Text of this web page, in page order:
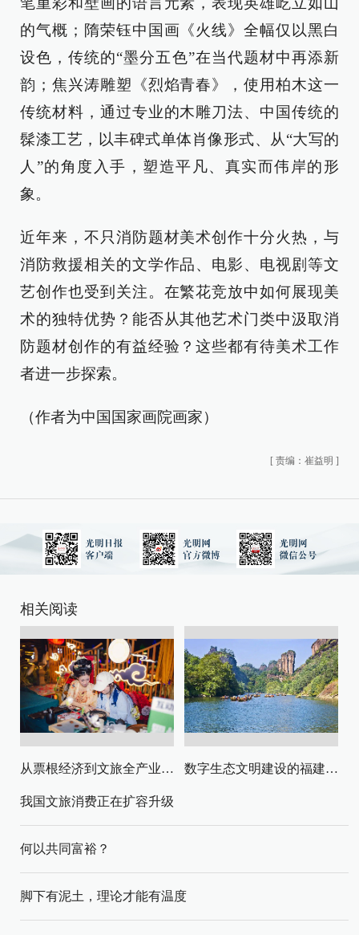
的气概；隋荣钰中国画《火线》全幅仅以黑白
设色，传统的“墨分五色”在当代题材中再添新
韵；焦兴涛雕塑《烈焰青春》，使用柏木这一
传统材料，通过专业的木雕刀法、中国传统的
髹漆工艺，以丰碑式单体肖像形式、从“大写的
人”的角度入手，塑造平凡、真实而伟岸的形
象。
近年来，不只消防题材美术创作十分火热，与
消防救援相关的文学作品、电影、电视剧等文
艺创作也受到关注。在繁花竞放中如何展现美
术的独特优势？能否从其他艺术门类中汲取消
防题材创作的有益经验？这些都有待美术工作
者进一步探索。
（作者为中国国家画院画家）
[ 责编：崔益明 ]
相关阅读
从票根经济到文旅全产业链升级 数字生态文明建设的福建路径与启示
我国文旅消费正在扩容升级
何以共同富裕？
脚下有泥土，理论才能有温度